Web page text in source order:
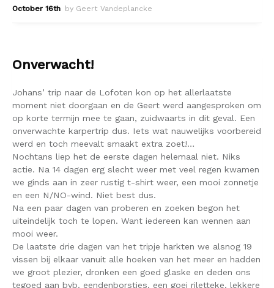
October 16th by Geert Vandeplancke
Onverwacht!
Johans’ trip naar de Lofoten kon op het allerlaatste
moment niet doorgaan en de Geert werd aangesproken om
op korte termijn mee te gaan, zuidwaarts in dit geval. Een
onverwachte karpertrip dus. Iets wat nauwelijks voorbereid
werd en toch meevalt smaakt extra zoet!…
Nochtans liep het de eerste dagen helemaal niet. Niks
actie. Na 14 dagen erg slecht weer met veel regen kwamen
we ginds aan in zeer rustig t-shirt weer, een mooi zonnetje
en een N/NO-wind. Niet best dus.
Na een paar dagen van proberen en zoeken begon het
uiteindelijk toch te lopen. Want iedereen kan wennen aan
mooi weer.
De laatste drie dagen van het tripje harkten we alsnog 19
vissen bij elkaar vanuit alle hoeken van het meer en hadden
we groot plezier, dronken een goed glaske en deden ons
tegoed aan bvb. eendenborstjes, een goei riletteke, lekkere